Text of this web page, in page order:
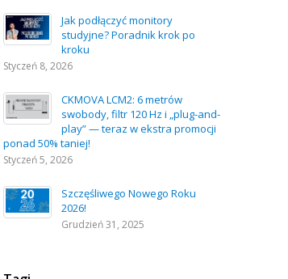
Jak podłączyć monitory
studyjne? Poradnik krok po
kroku
Styczeń 8, 2026
CKMOVA LCM2: 6 metrów
swobody, filtr 120 Hz i „plug-and-
play” — teraz w ekstra promocji
ponad 50% taniej!
Styczeń 5, 2026
Szczęśliwego Nowego Roku
2026!
Grudzień 31, 2025